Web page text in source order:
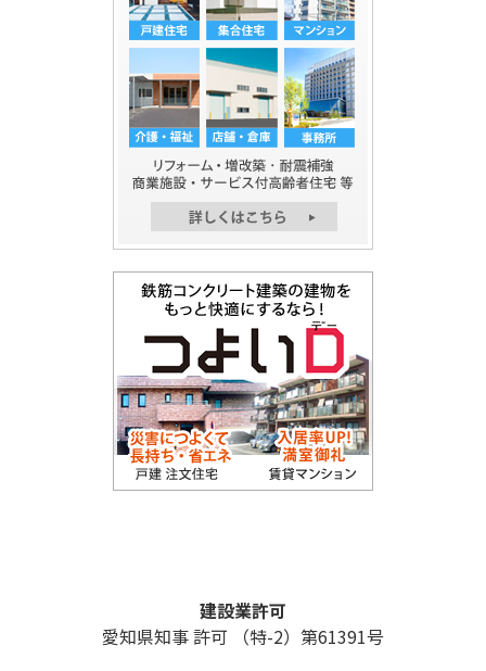
建設業許可
愛知県知事 許可 （特-2）第61391号